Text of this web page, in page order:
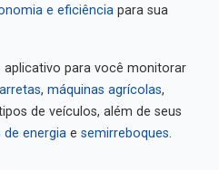
e eficiência para sua
para você monitorar
, máquinas agrícolas,
de veículos, além de seus
de energia e semirreboques.